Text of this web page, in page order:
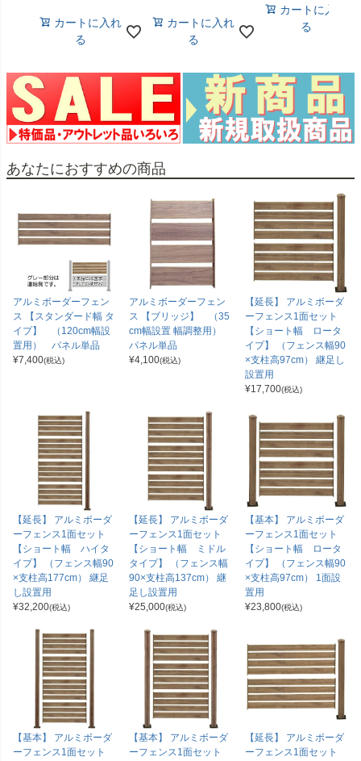
カートに入れ
る
カートに入れ
る
カートに入れ
る
あなたにおすすめの商品
アルミボーダーフェン
ス 【スタンダード幅 タ
イプ】 （120cm幅設
置用） パネル単品
¥7,400(税込)
アルミボーダーフェン
ス 【ブリッジ】 （35
cm幅設置 幅調整用）
パネル単品
¥4,100(税込)
【延長】 アルミボーダ
ーフェンス1面セット
【ショート幅 ロータ
イプ】 （フェンス幅90
×支柱高97cm） 継足し
設置用
¥17,700(税込)
【延長】 アルミボーダ
ーフェンス1面セット
【ショート幅 ハイタ
イプ】 （フェンス幅90
×支柱高177cm） 継足
し設置用
¥32,200(税込)
【延長】 アルミボーダ
ーフェンス1面セット
【ショート幅 ミドル
タイプ】 （フェンス幅
90×支柱高137cm） 継
足し設置用
¥25,000(税込)
【基本】 アルミボーダ
ーフェンス1面セット
【ショート幅 ロータ
イプ】 （フェンス幅90
×支柱高97cm） 1面設
置用
¥23,800(税込)
【基本】 アルミボーダ
ーフェンス1面セット
【基本】 アルミボーダ
ーフェンス1面セット
【延長】 アルミボーダ
ーフェンス1面セット